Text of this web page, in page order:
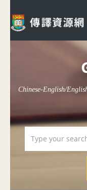
Chinese-English/